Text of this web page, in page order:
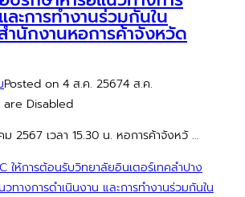
ะการทำงานร่วมกันใน
นักงานหอการค้าจังหวัด
Posted on 4 ส.ค. 25674 ส.ค.
are Disabled
เวลา 15.30 น. หอการค้าจังหวั …
ให้การต้อนรับวิทยาลัยอินเตอร์เทคลำปาง
ทางการดำเนินงาน และการทำงานร่วมกันใน